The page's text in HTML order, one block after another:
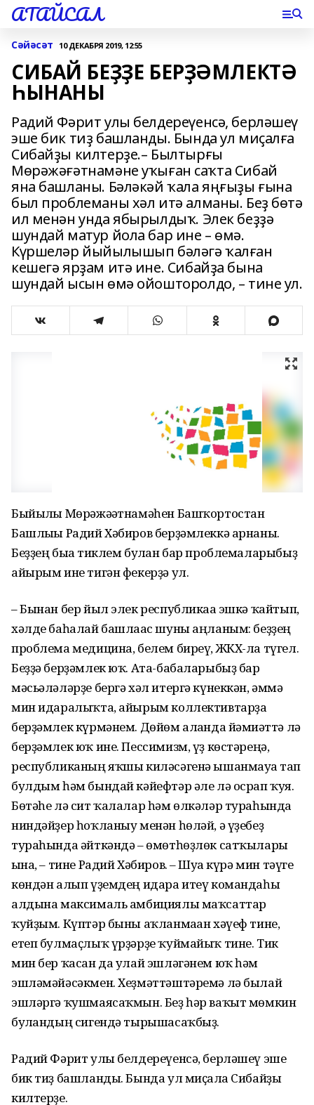
АТАЙСАЛ
Сәйәсәт 10 ДЕКАБРЯ 2019, 12:55
СИБАЙ БЕҘҘЕ БЕРҘӘМЛЕКТӘ
ҺЫНАНЫ
Радий Фәрит улы белдереүенсә, берләшеү
эше бик тиҙ башланды. Бында ул миҫалға
Сибайҙы килтерҙе.– Былтырғы
Мөрәжәғәтнамәне уҡыған саҡта Сибай
яна башланы. Бәләкәй ҡала яңғыҙы ғына
был проблеманы хәл итә алманы. Беҙ бөтә
ил менән унда ябырылдыҡ. Элек беҙҙә
шундай матур йола бар ине – өмә.
Күршеләр йыйылышып бәләгә ҡалған
кешегә ярҙам итә ине. Сибайҙа бына
шундай ысын өмә ойошторолдо, – тине ул.
Быйылғы Мөрәжәғәтнамәһен Башҡортостан
Башлығы Радий Хәбиров берҙәмлеккә арнаны.
Беҙҙең быға тиклем булған бар проблемаларыбыҙ
айырым ине тигән фекерҙә ул.
– Бынан бер йыл элек республикаға эшкә ҡайтып,
хәлде баһалай башлағас шуны аңланым: беҙҙең
проблема медицина, белем биреү, ЖКХ-ла түгел.
Беҙҙә берҙәмлек юҡ. Ата-бабаларыбыҙ бар
мәсьәләләрҙе бергә хәл итергә күнеккән, әммә
мин идаралыҡта, айырым коллективтарҙа
берҙәмлек күрмәнем. Дөйөм алғанда йәмғиәттә лә
берҙәмлек юҡ ине. Пессимизм, үҙ көстәреңә,
республиканың яҡшы киләсәгенә ышанмауға тап
булдым һәм бындай кәйефтәр әле лә осрап ҡуя.
Бөтәһе лә сит ҡалалар һәм өлкәләр тураһында
ниндәйҙер һоҡланыу менән һөләй, ә үҙебеҙ
тураһында әйткәндә – өмөтһөҙлөк сатҡылары
ғына, – тине Радий Хәбиров. – Шуға күрә мин тәүге
көндән алып үҙемдең идара итеү командаһы
алдына максималь амбициялы маҡсаттар
ҡуйҙым. Күптәр быны аҡланмаған хәүеф тине,
етеп булмаҫлыҡ үрҙәрҙе ҡуймайыҡ тине. Тик
мин бер ҡасан да улай эшләгәнем юҡ һәм
эшләмәйәсәкмен. Хеҙмәттәштәремә лә былай
эшләргә ҡушмаясаҡмын. Беҙ һәр ваҡыт мөмкин
булғандың сигендә тырышасаҡбыҙ.
Радий Фәрит улы белдереүенсә, берләшеү эше
бик тиҙ башланды. Бында ул миҫалға Сибайҙы
килтерҙе.